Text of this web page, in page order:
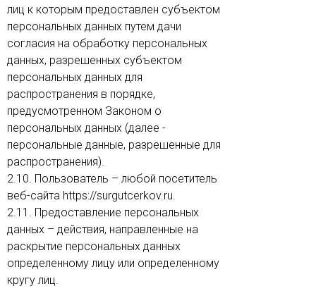
лиц к которым предоставлен субъектом
персональных данных путем дачи
согласия на обработку персональных
данных, разрешенных субъектом
персональных данных для
распространения в порядке,
предусмотренном Законом о
персональных данных (далее -
персональные данные, разрешенные для
распространения).
2.10. Пользователь – любой посетитель
веб-сайта https://surgutcerkov.ru.
2.11. Предоставление персональных
данных – действия, направленные на
раскрытие персональных данных
определенному лицу или определенному
кругу лиц.